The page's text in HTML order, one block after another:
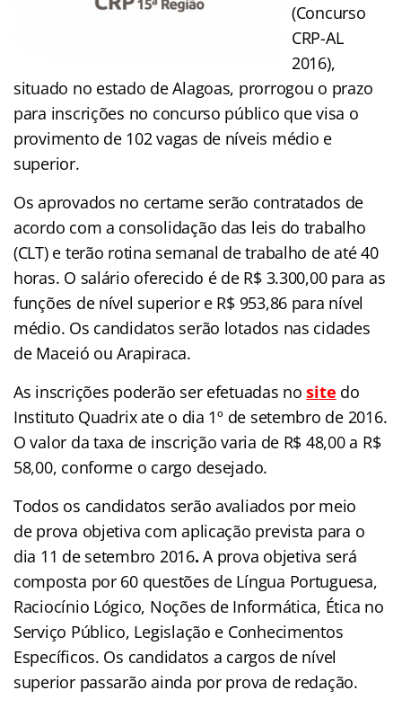
(Concurso
CRP-AL
2016),
situado no estado de Alagoas, prorrogou o prazo
para inscrições no concurso público que visa o
provimento de 102 vagas de níveis médio e
superior.
Os aprovados no certame serão contratados de
acordo com a consolidação das leis do trabalho
(CLT) e terão rotina semanal de trabalho de até 40
horas. O salário oferecido é de R$ 3.300,00 para as
funções de nível superior e R$ 953,86 para nível
médio. Os candidatos serão lotados nas cidades
de Maceió ou Arapiraca.
As inscrições poderão ser efetuadas nosite do
Instituto Quadrix ate o dia 1º de setembro de 2016.
O valor da taxa de inscrição varia de R$ 48,00 a R$
58,00, conforme o cargo desejado.
Todos os candidatos serão avaliados por meio
de prova objetiva com aplicação prevista para o
dia 11 de setembro 2016.A prova objetiva será
composta por60 questões de Língua Portuguesa,
Raciocínio Lógico, Noções de Informática, Ética no
Serviço Público, Legislação e Conhecimentos
Específicos. Os candidatos a cargos de nível
superior passarão ainda por prova de redação.